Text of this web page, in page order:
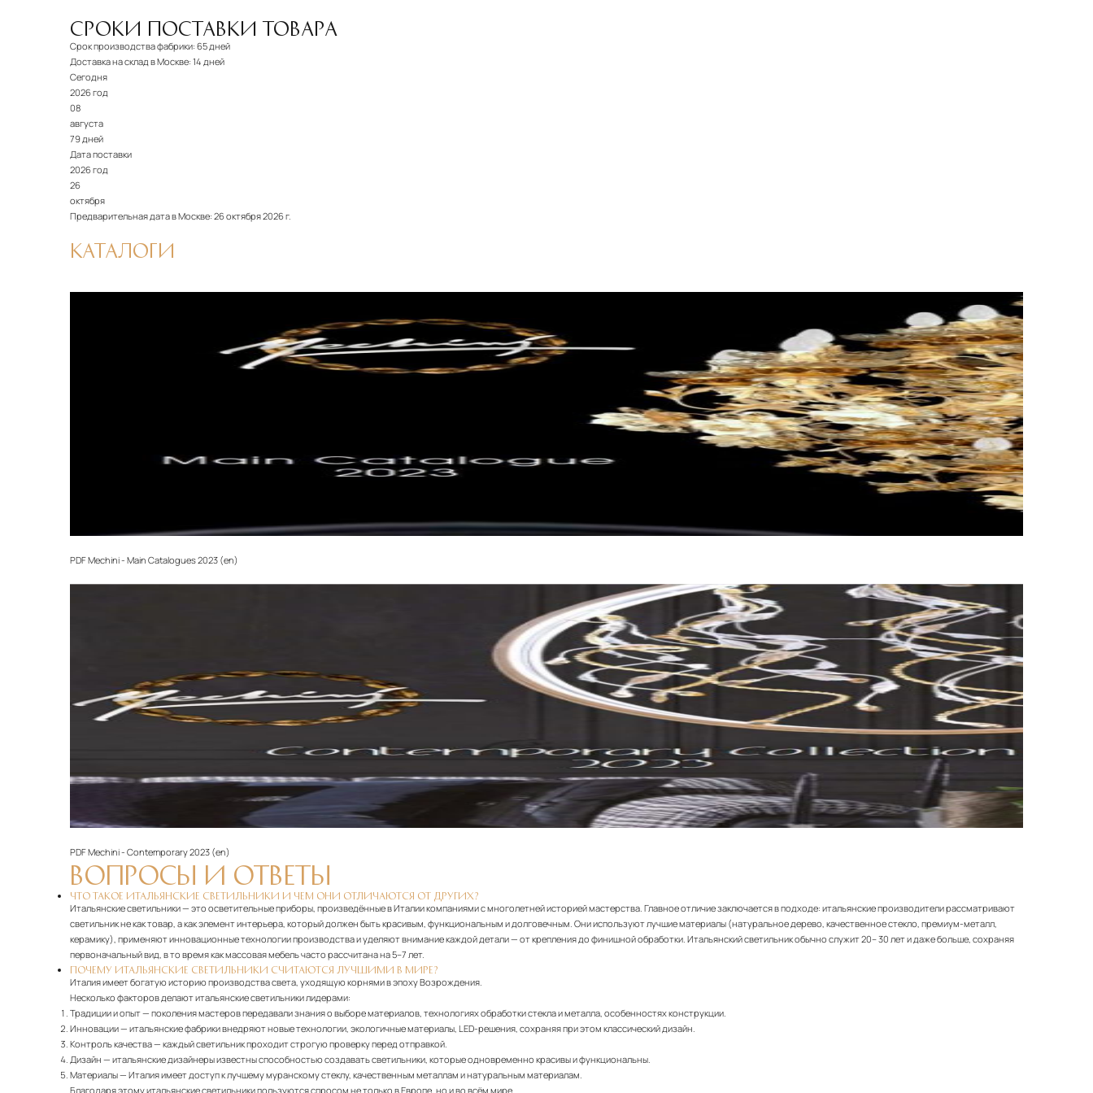
СРОКИ ПОСТАВКИ ТОВАРА
Срок производства фабрики: 65 дней
Доставка на склад в Москве: 14 дней
Сегодня
2026 год
08
августа
79 дней
Дата поставки
2026 год
26
октября
Предварительная дата в Москве:26 октября 2026 г.
КАТАЛОГИ
PDFMechini - Main Catalogues 2023 (en)‎
PDFMechini - Contemporary 2023 (en)‎
ВОПРОСЫ И ОТВЕТЫ
ЧТО ТАКОЕ ИТАЛЬЯНСКИЕ СВЕТИЛЬНИКИ И ЧЕМ ОНИ ОТЛИЧАЮТСЯ ОТ ДРУГИХ?
Итальянские светильники — это осветительные приборы, произведённые в Италии компаниями с многолетней историей мастерства. Главное отличие заключается в подходе: итальянские производители рассматривают
светильник не как товар, а как элемент интерьера, который должен быть красивым, функциональным и долговечным. Они используют лучшие материалы (натуральное дерево, качественное стекло, премиум-металл,
керамику), применяют инновационные технологии производства и уделяют внимание каждой детали — от крепления до финишной обработки. Итальянский светильник обычно служит 20– 30 лет и даже больше, сохраняя
первоначальный вид, в то время как массовая мебель часто рассчитана на 5–7 лет.
ПОЧЕМУ ИТАЛЬЯНСКИЕ СВЕТИЛЬНИКИ СЧИТАЮТСЯ ЛУЧШИМИ В МИРЕ?
Италия имеет богатую историю производства света, уходящую корнями в эпоху Возрождения.
Несколько факторов делают итальянские светильники лидерами:
Традиции и опыт— поколения мастеров передавали знания о выборе материалов, технологиях обработки стекла и металла, особенностях конструкции.
Инновации— итальянские фабрики внедряют новые технологии, экологичные материалы, LED-решения, сохраняя при этом классический дизайн.
Контроль качества— каждый светильник проходит строгую проверку перед отправкой.
Дизайн — итальянские дизайнеры известны способностью создавать светильники, которые одновременно красивы и функциональны.
Материалы— Италия имеет доступ к лучшему муранскому стеклу, качественным металлам и натуральным материалам.
Благодаря этому итальянские светильники пользуются спросом не только в Европе, но и во всём мире.